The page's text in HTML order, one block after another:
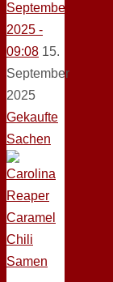
September
2025 -
09:08 15.
September
2025
Gekaufte
Sachen